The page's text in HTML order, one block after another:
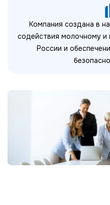
Компания создана в
содействия молочному
России и